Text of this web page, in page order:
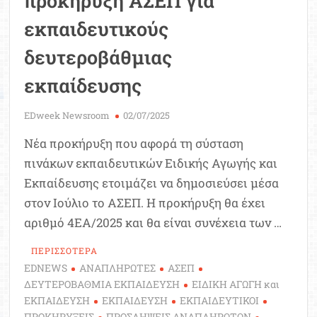
εκπαιδευτικούς
δευτεροβάθμιας
εκπαίδευσης
EDweek Newsroom 02/07/2025
Νέα προκήρυξη που αφορά τη σύσταση
πινάκων εκπαιδευτικών Ειδικής Αγωγής και
Εκπαίδευσης ετοιμάζει να δημοσιεύσει μέσα
στον Ιούλιο το ΑΣΕΠ. Η προκήρυξη θα έχει
αριθμό 4ΕΑ/2025 και θα είναι συνέχεια των …
ΠΕΡΙΣΣΟΤΕΡΑ
EDNEWS ΑΝΑΠΛΗΡΩΤΕΣ
ΑΣΕΠ
ΔΕΥΤΕΡΟΒΑΘΜΙΑ ΕΚΠΑΙΔΕΥΣΗ
ΕΙΔΙΚΗ ΑΓΩΓΗ και
ΕΚΠΑΙΔΕΥΣΗ
ΕΚΠΑΙΔΕΥΣΗ
ΕΚΠΑΙΔΕΥΤΙΚΟΙ